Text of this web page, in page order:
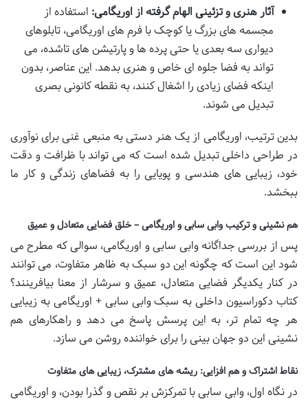
آثار هنری و تزئینی الهام گرفته از اوریگامی: استفاده از
مجسمه های بزرگ یا کوچک با فرم های اوریگامی، تابلوهای
دیواری سه بعدی یا حتی پرده ها و پارتیشن های تاشده، می
تواند به فضا جلوه ای خاص و هنری بدهد. این عناصر، بدون
اینکه فضای زیادی را اشغال کنند، به نقطه کانونی بصری
تبدیل می شوند.
بدین ترتیب، اوریگامی از یک هنر دستی به منبعی غنی برای نوآوری
در طراحی داخلی تبدیل شده است که می تواند با ظرافت و دقت
خود، زیبایی های هندسی و پویایی را به فضاهای زندگی و کار ما
ببخشد.
هم نشینی و ترکیب وابی سابی و اوریگامی – خلق فضایی متعادل و عمیق
پس از بررسی جداگانه وابی سابی و اوریگامی، سوالی که مطرح می
شود این است که چگونه این دو سبک به ظاهر متفاوت، می توانند
در کنار یکدیگر فضایی متعادل، عمیق و سرشار از معنا بیافرینند؟
کتاب دکوراسیون داخلی به سبک وابی سابی + اوریگامی به زیبایی
هر چه تمام تر، به این پرسش پاسخ می دهد و راهکارهای هم
نشینی این دو جهان بینی را برای خواننده روشن می سازد.
نقاط اشتراک و هم افزایی: ریشه های مشترک، زیبایی های متفاوت
در نگاه اول، وابی سابی با تمرکزش بر نقص و گذرا بودن، و اوریگامی